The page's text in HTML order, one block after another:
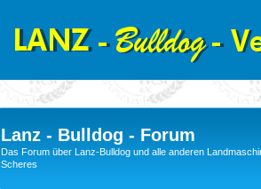
Lanz - Bulldog - Forum
Das Forum über Lanz-Bulldog und alle anderen
Scheres